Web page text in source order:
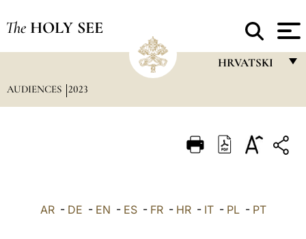
The HOLY SEE
HRVATSKI
ITALIANO
AUDIENCES 2023
AR- DE - EN - ES- FR- HR- IT- PL- PT